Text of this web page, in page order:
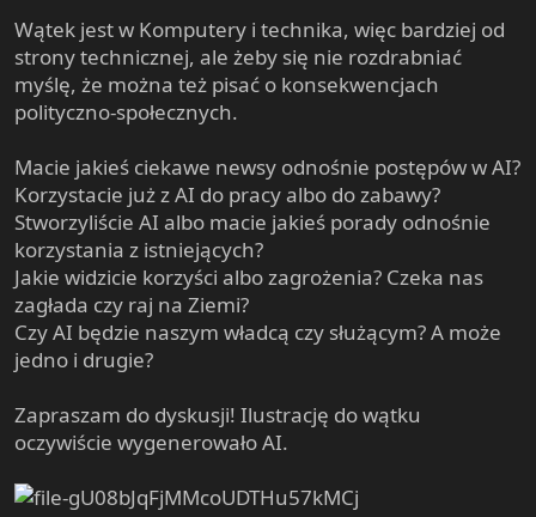
Wątek jest w Komputery i technika, więc bardziej od
strony technicznej, ale żeby się nie rozdrabniać
myślę, że można też pisać o konsekwencjach
polityczno-społecznych.
Macie jakieś ciekawe newsy odnośnie postępów w AI?
Korzystacie już z AI do pracy albo do zabawy?
Stworzyliście AI albo macie jakieś porady odnośnie
korzystania z istniejących?
Jakie widzicie korzyści albo zagrożenia? Czeka nas
zagłada czy raj na Ziemi?
Czy AI będzie naszym władcą czy służącym? A może
jedno i drugie?
Zapraszam do dyskusji! Ilustrację do wątku
oczywiście wygenerowało AI.